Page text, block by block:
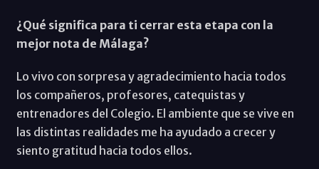
¿Qué significa para ti cerrar esta etapa con la
mejor nota de Málaga?
Lo vivo con sorpresa y agradecimiento hacia todos
los compañeros, profesores, catequistas y
entrenadores del Colegio. El ambiente que se vive en
las distintas realidades me ha ayudado a crecer y
siento gratitud hacia todos ellos.